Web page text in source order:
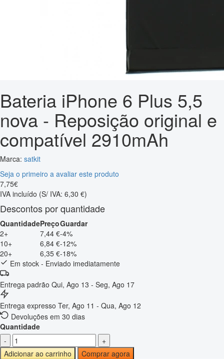
Bateria iPhone 6 Plus 5,5
nova - Reposição original e
compatível 2910mAh
Marca: satkit
Seja o primeiro a avaliar este produto
7,75€
IVA incluído (S/ IVA: 6,30 €)
Descontos por quantidade
QuantidadePreçoGuardar
2+
7,44 €-4%
10+
6,84 €-12%
20+
6,35 €-18%
Em stock - Enviado imediatamente
Entrega padrão Qui, Ago 13 - Seg, Ago 17
Entrega expresso Ter, Ago 11 - Qua, Ago 12
Devoluções em 30 dias
Quantidade
-
+
Adicionar ao carrinho
Comprar agora